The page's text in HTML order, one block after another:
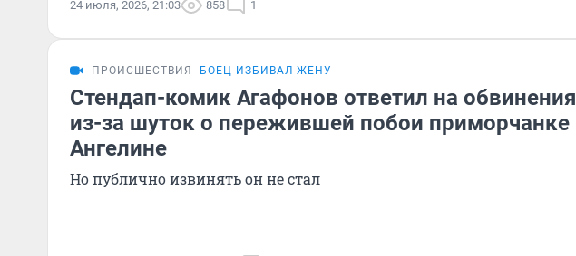
24 июля, 2026, 21:03 858 1
ПРОИСШЕСТВИЯ БОЕЦ ИЗБИВАЛ ЖЕНУ
Стендап-комик Агафонов ответил на обвинения
из-за шуток о пережившей побои приморчанке
Ангелине
Но публично извинять он не стал